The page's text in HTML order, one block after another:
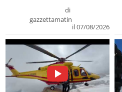
di
gazzettamatin
il 07/08/2026